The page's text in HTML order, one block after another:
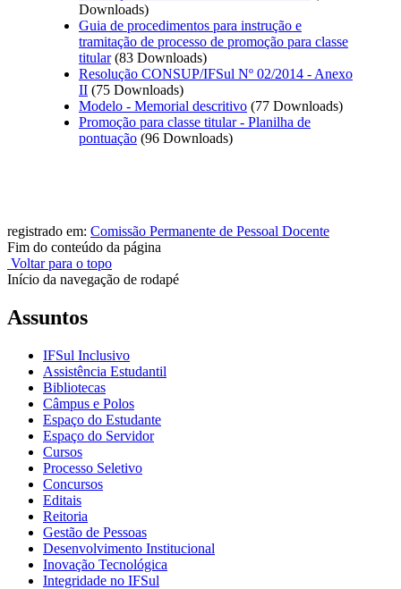
Downloads)
Guia de procedimentos para instrução e
tramitação de processo de promoção para classe
titular (83 Downloads)
Resolução CONSUP/IFSul Nº 02/2014 - Anexo
II (75 Downloads)
Modelo - Memorial descritivo (77 Downloads)
Promoção para classe titular - Planilha de
pontuação (96 Downloads)
registrado em: Comissão Permanente de Pessoal Docente
Fim do conteúdo da página
Voltar para o topo
Início da navegação de rodapé
Assuntos
IFSul Inclusivo
Assistência Estudantil
Bibliotecas
Câmpus e Polos
Espaço do Estudante
Espaço do Servidor
Cursos
Processo Seletivo
Concursos
Editais
Reitoria
Gestão de Pessoas
Desenvolvimento Institucional
Inovação Tecnológica
Integridade no IFSul